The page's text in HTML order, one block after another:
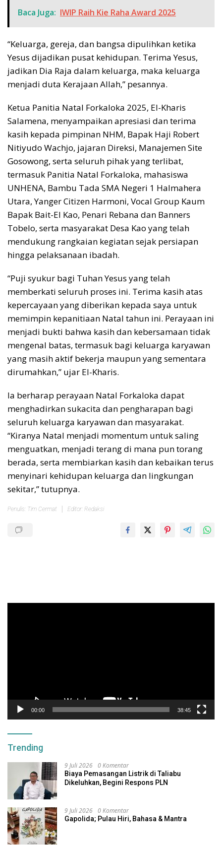
Baca Juga: IWIP Raih Kie Raha Award 2025
“Keluarga, gereja, dan bangsa dipulihkan ketika
Yesus dijadikan pusat kehidupan. Terima Yesus,
jadikan Dia Raja dalam keluarga, maka keluarga
menjadi duta Kerajaan Allah,” pesannya.
Ketua Panitia Natal Forkaloka 2025, El-Kharis
Salamena, menyampaikan apresiasi dan terima
kasih kepada pimpinan NHM, Bapak Haji Robert
Nitiyudo Wachjo, jajaran Direksi, Manajemen Site
Gosowong, serta seluruh pihak yang terlibat,
termasuk Panitia Natal Forkaloka, mahasiswa
UNHENA, Bambu Tada SMA Negeri 1 Halmahera
Utara, Yanger Citizen Harmoni, Vocal Group Kaum
Bapak Bait-El Kao, Penari Rebana dan Banners
Tobelo, serta masyarakat Desa Kao yang telah
mendukung rangkaian kegiatan sejak persiapan
hingga pelaksanaan ibadah.
“Puji syukur bagi Tuhan Yesus yang telah
memberkati seluruh proses ini. Terima kasih atas
kepercayaan yang diberikan kepada saya untuk
memimpin kepanitiaan Natal tahun ini. Perayaan ini
menjadi bukti bahwa kasih dan kebersamaan tidak
mengenal batas, termasuk bagi keluarga karyawan
yang masih aktif bekerja maupun yang sementara
dirumahkan,” ujar El-Kharis.
Ia berharap perayaan Natal Forkaloka dapat
menghadirkan sukacita dan pengharapan bagi
seluruh keluarga karyawan dan masyarakat.
“Kiranya Natal menjadi momentum untuk saling
menguatkan, menjadi terang di mana pun torang
berada, serta membiarkan kasih dan kebaikan terus
menyinari kehidupan keluarga dan lingkungan
sekitar,” tutupnya.
Penulis: Tim Cermat Editor: Redaksi
00:00 38:45
Trending
9 Juli 2026 0 Komentar
Biaya Pemasangan Listrik di Taliabu
Dikeluhkan, Begini Respons PLN
9 Juli 2026 0 Komentar
Gapolida; Pulau Hiri, Bahasa & Mantra